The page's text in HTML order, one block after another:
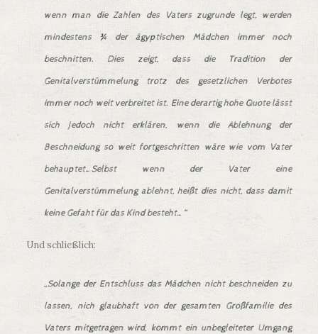
wenn man die Zahlen des Vaters zugrunde legt, werden
mindestens ¾ der ägyptischen Mädchen immer noch
beschnitten. Dies zeigt, dass die Tradition der
Genitalverstümmelung trotz des gesetzlichen Verbotes
immer noch weit verbreitet ist. Eine derartig hohe Quote lässt
sich jedoch nicht erklären, wenn die Ablehnung der
Beschneidung so weit fortgeschritten wäre wie vom Vater
behauptet…Selbst wenn der Vater eine
Genitalverstümmelung ablehnt, heißt dies nicht, dass damit
keine Gefaht für das Kind besteht…“
Und schließlich:
„Solange der Entschluss das Mädchen nicht beschneiden zu
lassen, nich glaubhaft von der gesamten Großfamilie des
Vaters mitgetragen wird, kommt ein unbegleiteter Umgang